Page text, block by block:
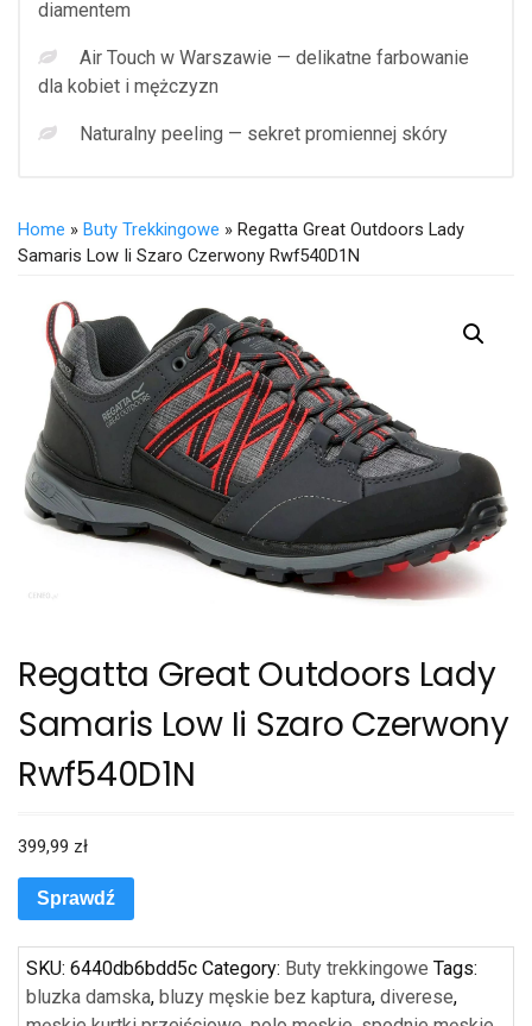
diamentem
Air Touch w Warszawie — delikatne farbowanie
dla kobiet i mężczyzn
Naturalny peeling — sekret promiennej skóry
Home » Buty Trekkingowe » Regatta Great Outdoors Lady
Samaris Low Ii Szaro Czerwony Rwf540D1N
Regatta Great Outdoors Lady
Samaris Low Ii Szaro Czerwony
Rwf540D1N
399,99 zł
Sprawdź
SKU: 6440db6bdd5c Category: Buty trekkingowe Tags:
bluzka damska, bluzy męskie bez kaptura, diverese,